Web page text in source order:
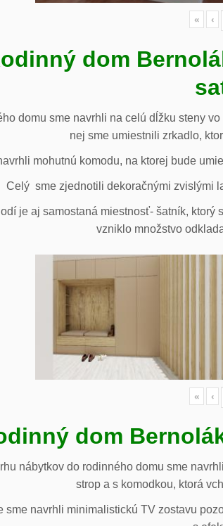
« ‹
dom
domu sme navrhli na celú dĺžku steny
nej sme umiestnili zrkadlo,
mohutnú komodu, na ktorej bude
Celý sme zjednotili dekoračnými zvislými
je aj samostaná miestnosť- šatník,
vzniklo množstvo
« ‹
dom
nábytkov do rodinného domu sme
strop a s komodkou, ktorá
sme navrhli minimalistickú TV zostavu